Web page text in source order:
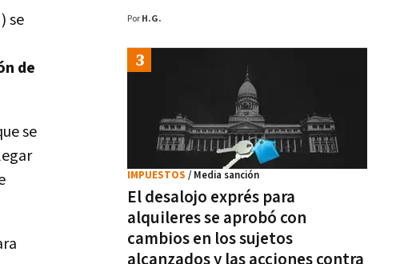
se
de
se
Por H.G.
El desalojo exprés para
alquileres se aprobó con
cambios en los sujetos
alcanzados y las acciones contra
IMPUESTOS / Media sanción